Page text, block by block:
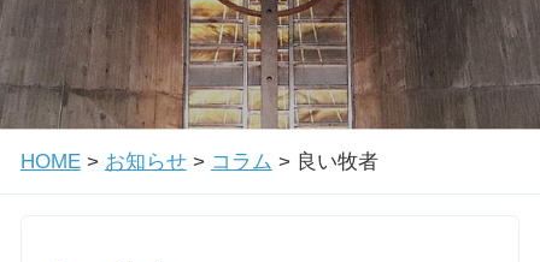
お知らせ
関口教会について
教会学校・中高生会
HOME> お知らせ> コラム > 良い牧者